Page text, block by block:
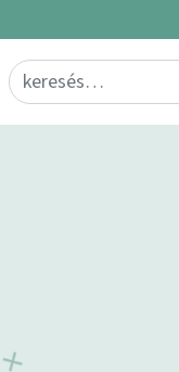
Search for: